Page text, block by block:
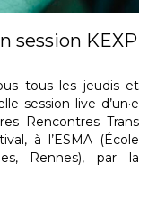
session KEXP
tous les jeudis et
session live d’un·e
Rencontres Trans
à l’ESMA (École
Rennes), par la